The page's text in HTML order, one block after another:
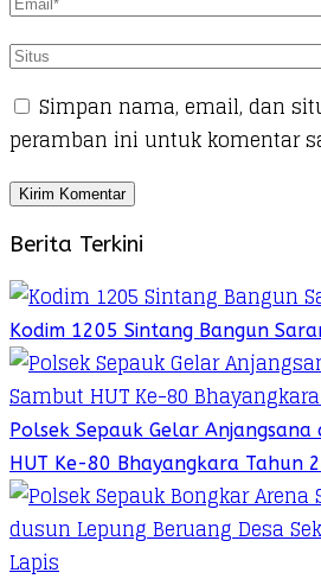
Simpan nama, email, dan
peramban ini untuk komentar
Berita Terkini
Kodim 1205 Sintang Bangun
Polsek Sepauk Gelar Anjangsana
HUT Ke-80 Bhayangkara Tahun